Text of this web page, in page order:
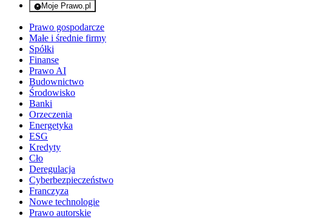
Moje Prawo.pl
- rejestracja i logowanie do serwisu
Prawo gospodarcze
Małe i średnie firmy
Spółki
Finanse
Prawo AI
Budownictwo
Środowisko
Banki
Orzeczenia
Energetyka
ESG
Kredyty
Cło
Deregulacja
Cyberbezpieczeństwo
Franczyza
Nowe technologie
Prawo autorskie